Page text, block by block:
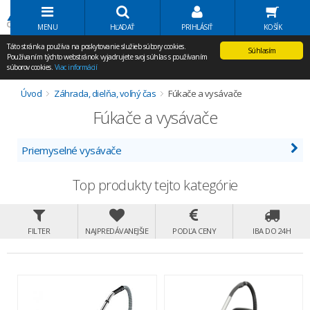
Volať Agem
MENU HĽADAŤ PRIHLÁSIŤ KOŠÍK
Súhlasím
Táto stránka používa na poskytovanie služieb súbory cookies.
Používaním týchto webstránok vyjadrujete svoj súhlas s používaním
súborov cookies. Viac informácií
Úvod Záhrada, dielňa, voľný čas Fúkače a vysávače
Fúkače a vysávače
Priemyselné vysávače
Top produkty tejto kategórie
FILTER NAJPREDÁVANEJŠIE PODĽA CENY IBA DO 24H